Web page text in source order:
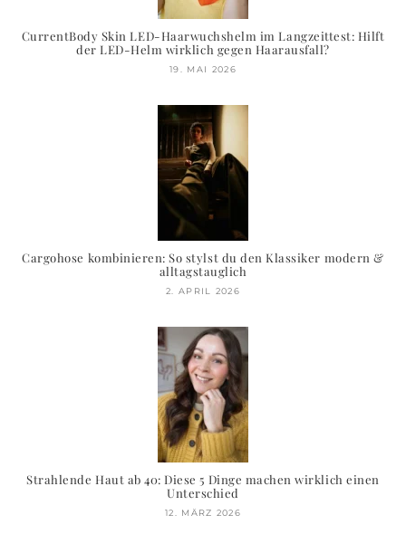
CurrentBody Skin LED-Haarwuchshelm im Langzeittest: Hilft
der LED-Helm wirklich gegen Haarausfall?
19. MAI 2026
Cargohose kombinieren: So stylst du den Klassiker modern &
alltagstauglich
2. APRIL 2026
Strahlende Haut ab 40: Diese 5 Dinge machen wirklich einen
Unterschied
12. MÄRZ 2026